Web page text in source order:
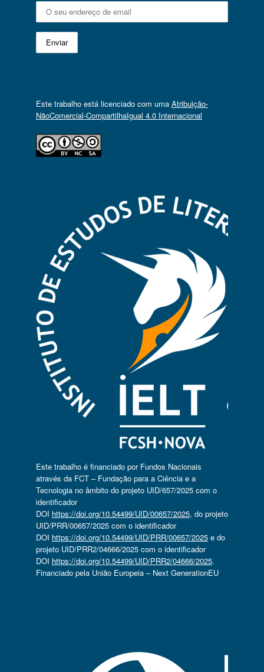
Este trabalho está licenciado com uma Atribuição-
NãoComercial-CompartilhaIgual 4.0 Internacional
Este trabalho é financiado por Fundos Nacionais
através da FCT – Fundação para a Ciência e a
Tecnologia no âmbito do projeto UID/657/2025 com o
identificador
DOI https://doi.org/10.54499/UID/00657/2025, do projeto
UID/PRR/00657/2025 com o identificador
DOI https://doi.org/10.54499/UID/PRR/00657/2025e do
projeto UID/PRR2/04666/2025 com o identificador
DOI https://doi.org/10.54499/UID/PRR2/04666/2025.
Financiado pela União Europeia – Next GenerationEU